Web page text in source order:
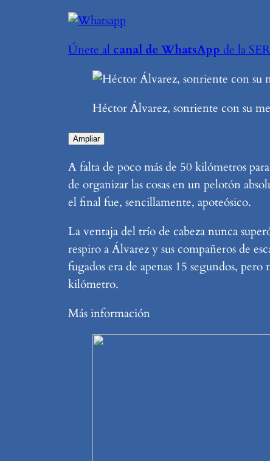
Únete al canal de WhatsApp de la SER
Héctor Álvarez, sonriente con su
Ampliar
A falta de poco más de 50 kilómetros
de organizar las cosas en un pelotón
el final fue, sencillamente, apoteósico.
La ventaja del trío de cabeza nunca
respiro a Álvarez y sus compañeros de
fugados era de apenas 15 segundos,
kilómetro.
Más información